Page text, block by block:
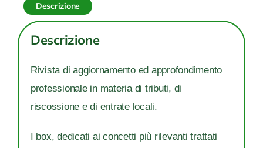
Descrizione
Descrizione
Rivista di aggiornamento ed approfondimento
professionale in materia di tributi, di
riscossione e di entrate locali.
I box, dedicati ai concetti più rilevanti trattati